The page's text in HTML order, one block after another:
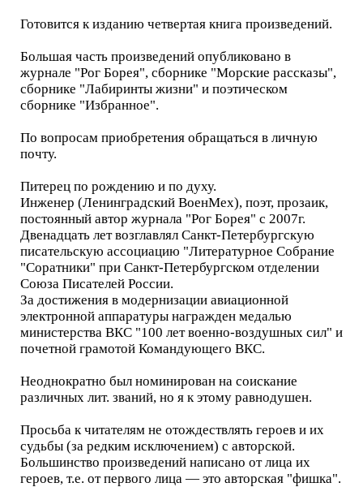
Готовится к изданию четвертая книга произведений.
Большая часть произведений опубликовано в
журнале "Рог Борея", сборнике "Морские рассказы",
сборнике "Лабиринты жизни" и поэтическом
сборнике "Избранное".
По вопросам приобретения обращаться в личную
почту.
Питерец по рождению и по духу.
Инженер (Ленинградский ВоенМех), поэт, прозаик,
постоянный автор журнала "Рог Борея" с 2007г.
Двенадцать лет возглавлял Санкт-Петербургскую
писательскую ассоциацию "Литературное Собрание
"Соратники" при Санкт-Петербургском отделении
Союза Писателей России.
За достижения в модернизации авиационной
электронной аппаратуры награжден медалью
министерства ВКС "100 лет военно-воздушных сил" и
почетной грамотой Командующего ВКС.
Неоднократно был номинирован на соискание
различных лит. званий, но я к этому равнодушен.
Просьба к читателям не отождествлять героев и их
судьбы (за редким исключением) с авторской.
Большинство произведений написано от лица их
героев, т.е. от первого лица — это авторская "фишка".